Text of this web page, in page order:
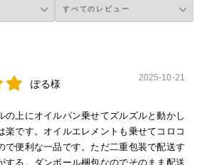
ぽる様
2025-10-21
の上にオイルパン乗せてズルズルと動かし
楽です。オイルエレメントも乗せてコロコ
で便利な一品です。ただ二重包装で配送す
する。ダンボール梱包なのでそのまま配送